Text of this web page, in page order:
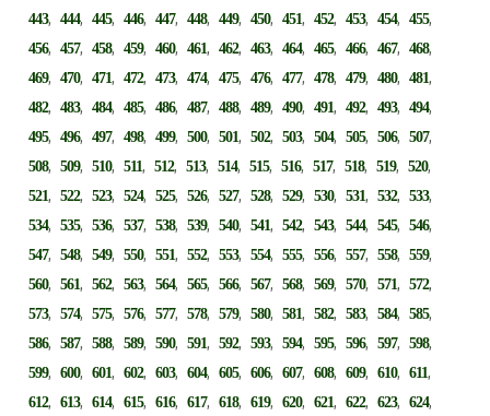
443,444,445,446,447,448,449,450,451,452,453,454,455,
456,457,458,459,460,461,462,463,464,465,466,467,468,
469,470,471,472,473,474,475,476,477,478,479,480,481,
482,483,484,485,486,487,488,489,490,491,492,493,494,
495,496,497,498,499,500,501,502,503,504,505,506,507,
508,509,510,511,512,513,514,515,516,517,518,519,520,
521,522,523,524,525,526,527,528,529,530,531,532,533,
534,535,536,537,538,539,540,541,542,543,544,545,546,
547,548,549,550,551,552,553,554,555,556,557,558,559,
560,561,562,563,564,565,566,567,568,569,570,571,572,
573,574,575,576,577,578,579,580,581,582,583,584,585,
586,587,588,589,590,591,592,593,594,595,596,597,598,
599,600,601,602,603,604,605,606,607,608,609,610,611,
612,613,614,615,616,617,618,619,620,621,622,623,624,